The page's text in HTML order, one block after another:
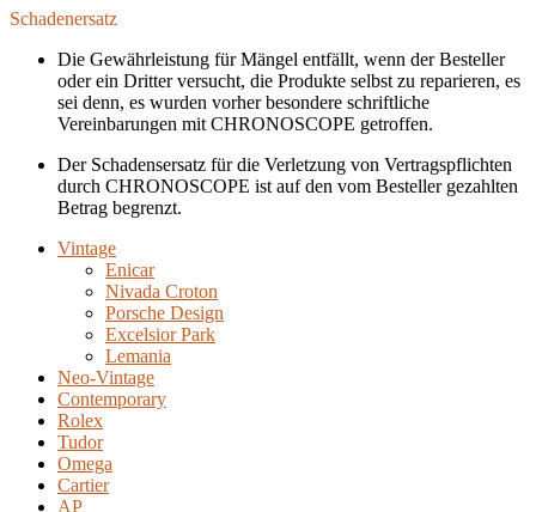
Schadenersatz
Die Gewährleistung für Mängel entfällt, wenn der Besteller
oder ein Dritter versucht, die Produkte selbst zu reparieren, es
sei denn, es wurden vorher besondere schriftliche
Vereinbarungen mit CHRONOSCOPE getroffen.
Der Schadensersatz für die Verletzung von Vertragspflichten
durch CHRONOSCOPE ist auf den vom Besteller gezahlten
Betrag begrenzt.
Vintage
Enicar
Nivada Croton
Porsche Design
Excelsior Park
Lemania
Neo-Vintage
Contemporary
Rolex
Tudor
Omega
Cartier
AP